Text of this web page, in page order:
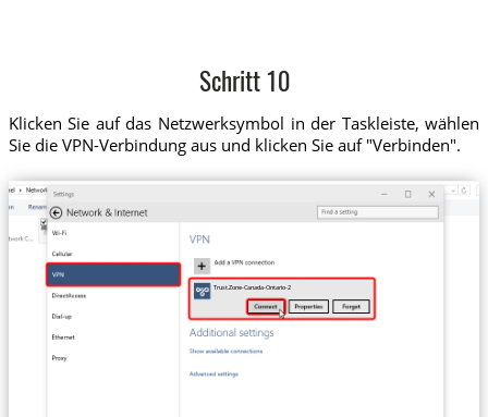
Schritt 10
Klicken Sie auf das Netzwerksymbol in der Taskleiste, wählen
Sie die VPN-Verbindung aus und klicken Sie auf "Verbinden".
Trust.Zone-Canada-Ontario-2